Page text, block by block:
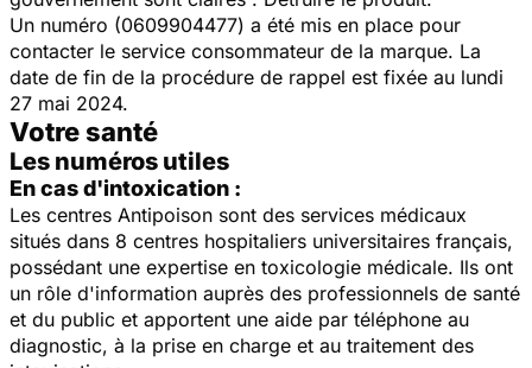
Un numéro (0609904477) a été mis en place pour
contacter le service consommateur de la marque. La
date de fin de la procédure de rappel est fixée au lundi
27 mai 2024.
Votre santé
Les numéros utiles
En cas d'intoxication :
Les centres Antipoison sont des services médicaux
situés dans 8 centres hospitaliers universitaires français,
possédant une expertise en toxicologie médicale. Ils ont
un rôle d'information auprès des professionnels de santé
et du public et apportent une aide par téléphone au
diagnostic, à la prise en charge et au traitement des